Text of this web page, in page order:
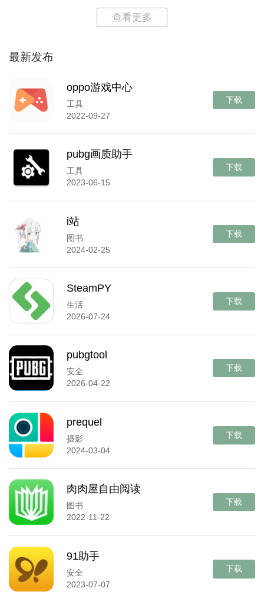
查看更多
最新发布
oppo游戏中心
工具
2022-09-27
下载
pubg画质助手
工具
2023-06-15
下载
i站
图书
2024-02-25
下载
SteamPY
生活
2026-07-24
下载
pubgtool
安全
2026-04-22
下载
prequel
摄影
2024-03-04
下载
肉肉屋自由阅读
图书
2022-11-22
下载
91助手
安全
2023-07-07
下载